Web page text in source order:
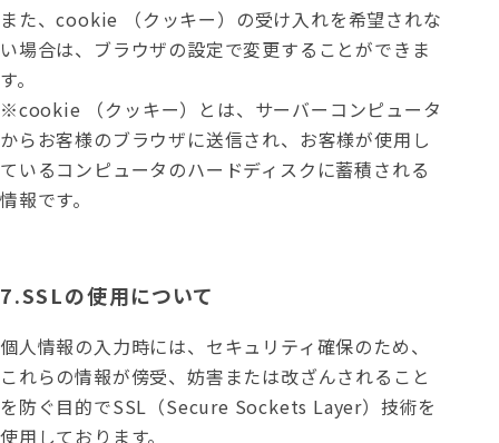
また、cookie （クッキー）の受け入れを希望されな
い場合は、ブラウザの設定で変更することができま
す。
※cookie （クッキー）とは、サーバーコンピュータ
からお客様のブラウザに送信され、お客様が使用し
ているコンピュータのハードディスクに蓄積される
情報です。
7.SSLの使用について
個人情報の入力時には、セキュリティ確保のため、
これらの情報が傍受、妨害または改ざんされること
を防ぐ目的でSSL（Secure Sockets Layer）技術を
使用しております。